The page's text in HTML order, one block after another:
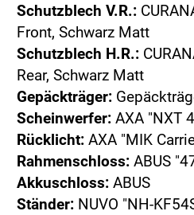
Schutzblech V.R.:
Front, Schwarz Matt
Schutzblech H.R.:
Rear, Schwarz Matt
Gepäckträger:
Scheinwerfer: AXA "NXT
Rücklicht: AXA "MIK
Rahmenschloss: ABUS
Akkuschloss: ABUS
Ständer: NUVO "NH-